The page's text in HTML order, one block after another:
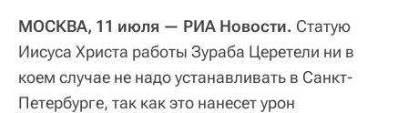
МОСКВА, 11 июля — РИА Новости. Статую
Иисуса Христа работы Зураба Церетели ни в
коем случае не надо устанавливать в Санкт-
Петербурге, так как это нанесет урон